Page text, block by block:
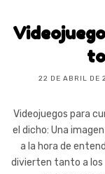
22 DE ABRIL DE
Videojuegos para
el dicho: Una
a la hora de
divierten tanto a los